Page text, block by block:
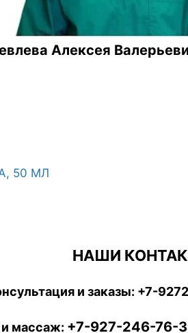
Алексея
50 МЛ
НАШИ
и заказы: +7-
и массаж: +7-927-246-76-